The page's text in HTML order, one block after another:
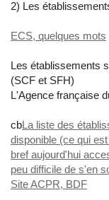
2) Les
ECS, quelques mots
Les établissements
(SCF et SFH)
L'Agence française
cbLa liste des
disponible (ce qui
bref aujourd'hui
peu difficile de s'en
Site ACPR, BDF